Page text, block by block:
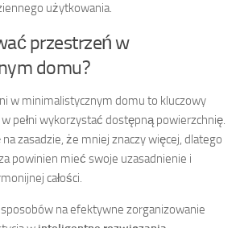
użytkowania.
przestrzeń w
domu?
w minimalistycznym domu to kluczowy
pełni wykorzystać dostępną powierzchnię.
zasadzie, że mniej znaczy więcej, dlatego
powinien mieć swoje uzasadnienie i
całości.
na efektywne zorganizowanie